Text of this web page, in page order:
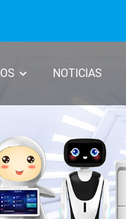
NOTICIAS